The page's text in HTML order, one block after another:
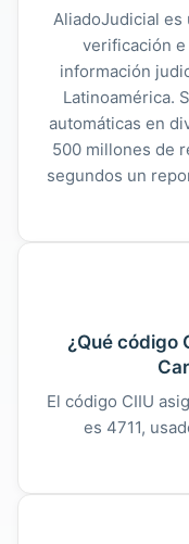
AliadoJudicial es
verificación
información
Latinoamérica.
automáticas en
500 millones de
segundos un
¿Qué código
El código CIIU
es 4711,